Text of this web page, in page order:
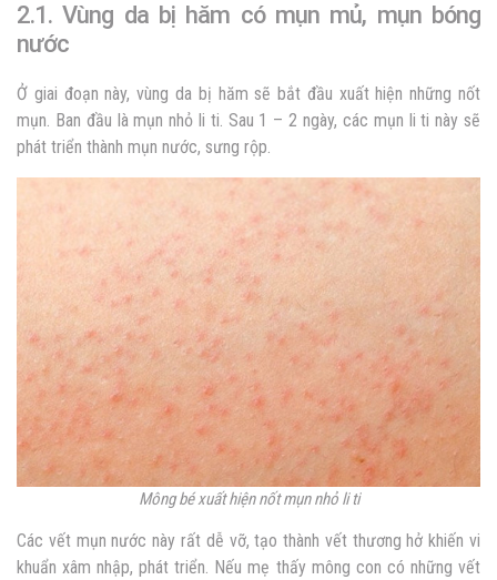
2.1. Vùng da bị hăm có mụn mủ, mụn bóng
nước
Ở giai đoạn này, vùng da bị hăm sẽ bắt đầu xuất hiện những nốt
mụn. Ban đầu là mụn nhỏ li ti. Sau 1 – 2 ngày, các mụn li ti này sẽ
phát triển thành mụn nước, sưng rộp.
Mông bé xuất hiện nốt mụn nhỏ li ti
Các vết mụn nước này rất dễ vỡ, tạo thành vết thương hở khiến vi
khuẩn xâm nhập, phát triển. Nếu mẹ thấy mông con có những vết